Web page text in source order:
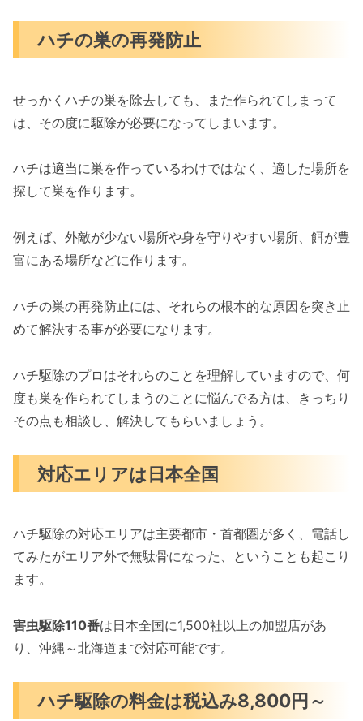
ハチの巣の再発防止
せっかくハチの巣を除去しても、また作られてしまって
は、その度に駆除が必要になってしまいます。
ハチは適当に巣を作っているわけではなく、適した場所を
探して巣を作ります。
例えば、外敵が少ない場所や身を守りやすい場所、餌が豊
富にある場所などに作ります。
ハチの巣の再発防止には、それらの根本的な原因を突き止
めて解決する事が必要になります。
ハチ駆除のプロはそれらのことを理解していますので、何
度も巣を作られてしまうのことに悩んでる方は、きっちり
その点も相談し、解決してもらいましょう。
対応エリアは日本全国
ハチ駆除の対応エリアは主要都市・首都圏が多く、電話し
てみたがエリア外で無駄骨になった、ということも起こり
ます。
害虫駆除110番は日本全国に1,500社以上の加盟店があ
り、沖縄～北海道まで対応可能です。
ハチ駆除の料金は税込み8,800円～